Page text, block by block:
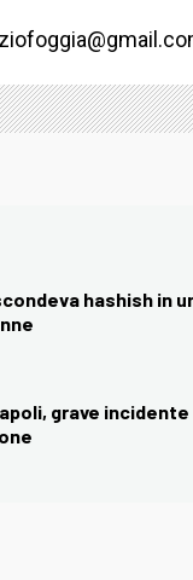
hashish in
grave